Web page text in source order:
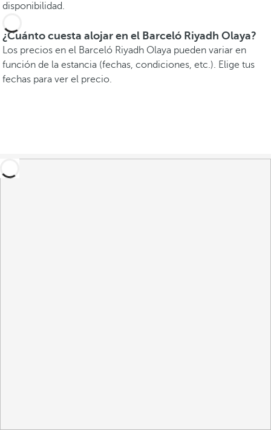
disponibilidad.
¿Cuánto cuesta alojar en el Barceló Riyadh Olaya?
Los precios en el Barceló Riyadh Olaya pueden variar en
función de la estancia (fechas, condiciones, etc.). Elige tus
fechas para ver el precio.